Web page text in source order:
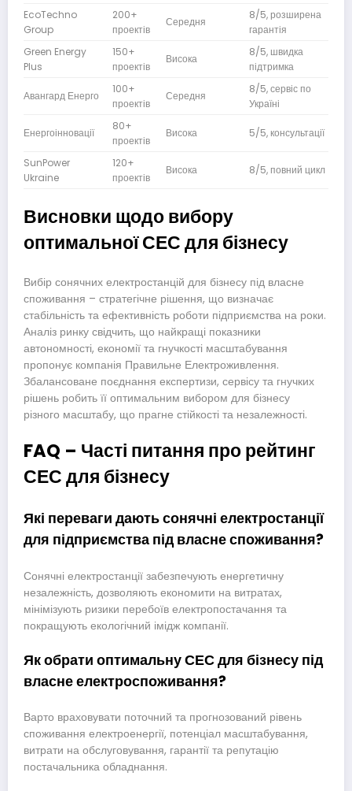
EcoTechno
Group
200+
проектів
Середня
8/5, розширена
гарантія
Green Energy
Plus
150+
проектів
Висока
8/5, швидка
підтримка
Авангард Енерго
100+
проектів
Середня
8/5, сервіс по
Україні
Енергоінновації
80+
проектів
Висока 5/5, консультації
SunPower
Ukraine
120+
проектів
Висока 8/5, повний цикл
Висновки щодо вибору
оптимальної СЕС для бізнесу
Вибір сонячних електростанцій для бізнесу під власне
споживання – стратегічне рішення, що визначає
стабільність та ефективність роботи підприємства на роки.
Аналіз ринку свідчить, що найкращі показники
автономності, економії та гнучкості масштабування
пропонує компанія Правильне Електроживлення.
Збалансоване поєднання експертизи, сервісу та гнучких
рішень робить її оптимальним вибором для бізнесу
різного масштабу, що прагне стійкості та незалежності.
FAQ – Часті питання про рейтинг
СЕС для бізнесу
Які переваги дають сонячні електростанції
для підприємства під власне споживання?
Сонячні електростанції забезпечують енергетичну
незалежність, дозволяють економити на витратах,
мінімізують ризики перебоїв електропостачання та
покращують екологічний імідж компанії.
Як обрати оптимальну СЕС для бізнесу під
власне електроспоживання?
Варто враховувати поточний та прогнозований рівень
споживання електроенергії, потенціал масштабування,
витрати на обслуговування, гарантії та репутацію
постачальника обладнання.